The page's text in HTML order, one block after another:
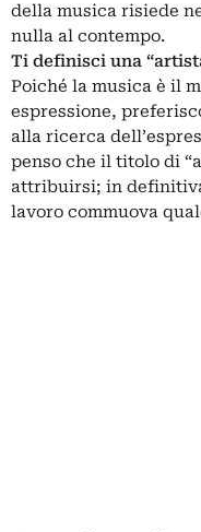
della musica risiede
nulla al contempo.
Ti definisci una
Poiché la musica è il
espressione,
alla ricerca
penso che il titolo di
attribuirsi; in
lavoro commuova